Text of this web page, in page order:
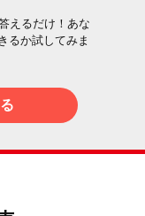
えるだけ！あな
るか試してみま